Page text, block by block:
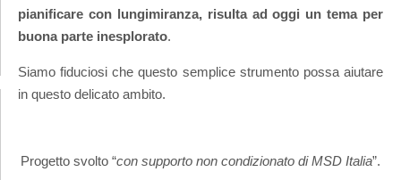
pianificare con lungimiranza, risulta ad oggi un tema per
buona parte inesplorato.
Siamo fiduciosi che questo semplice strumento possa aiutare
in questo delicato ambito.
Progetto svolto “con supporto non condizionato di MSD Italia”.